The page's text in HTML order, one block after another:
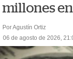
millones
Por Agustín Ortiz
06 de agosto de 2026,